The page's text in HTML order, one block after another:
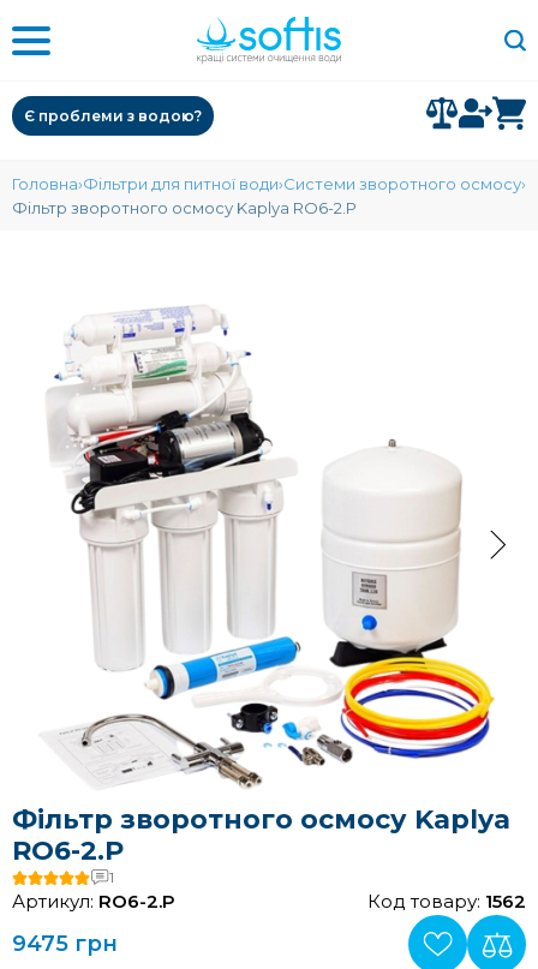
Є проблеми з водою?
Головна Фільтри для питної води Системи зворотного осмосу
Фільтр зворотного осмосу Kaplya RO6-2.P
Фільтр зворотного осмосу Kaplya
RO6-2.P
1
Артикул: RO6-2.P Код товару: 1562
9475 грн